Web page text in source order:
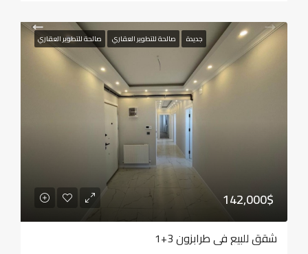
جديدة صالحة للتطوير العقاري صالحة للتطوير العقاري
142,000$
شقق للبيع في طرابزون 3+1